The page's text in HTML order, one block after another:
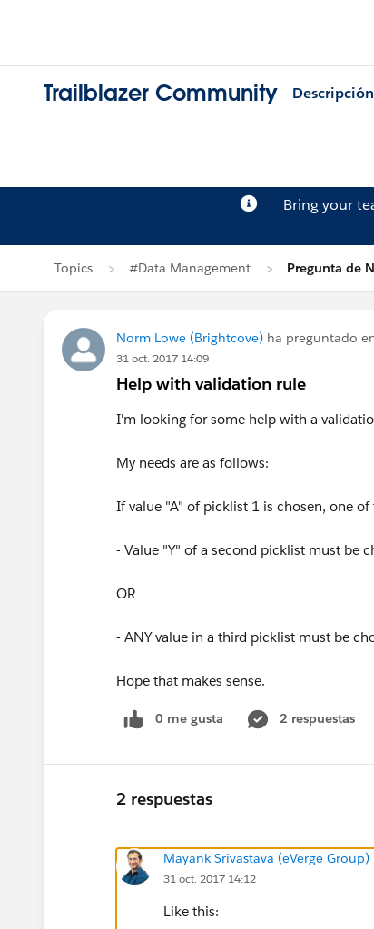
Trailblazer Community
Bring your
Topics #Data Management Pregunta de
Norm Lowe (Brightcove) ha preguntado
31 oct. 2017 14:09
Help with validation rule
I'm looking for some help with a
My needs are as follows:
If value "A" of picklist 1 is chosen, one
- Value "Y" of a second picklist must be
OR
- ANY value in a third picklist must be
Hope that makes sense.
0 me gusta 2 respuestas
2 respuestas
Mayank Srivastava (eVerge Group)
31 oct. 2017 14:12
Like this: